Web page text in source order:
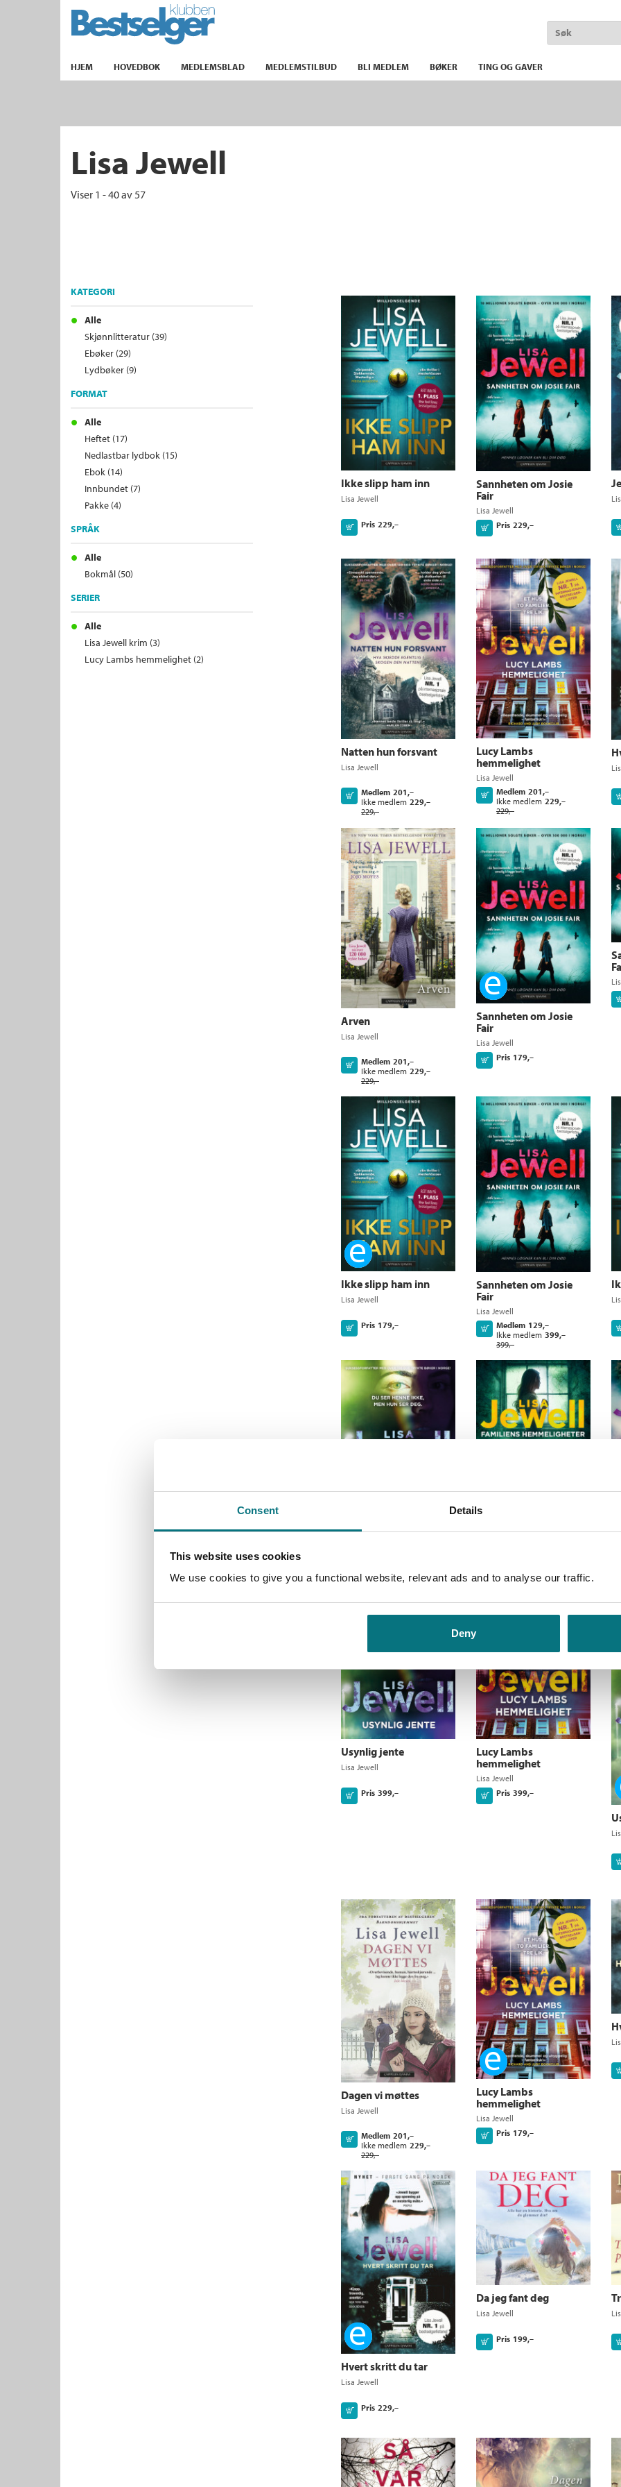
Consent Details
This website uses cookies
We use cookies to give you a functional website, relevant ads and to analyse our traffic.
Deny
TIL FORSIDEN
HJEM HOVEDBOK MEDLEMSBLAD MEDLEMSTILBUD BLI MEDLEM BØKER TING OG GAVER
Lisa Jewell
Viser 1 - 40 av 57
KATEGORI
Alle
Skjønnlitteratur (39)
Ebøker (29)
Lydbøker (9)
FORMAT
Alle
Heftet (17)
Nedlastbar lydbok (15)
Ebok (14)
Innbundet (7)
Pakke (4)
SPRÅK
Alle
Bokmål (50)
SERIER
Alle
Lisa Jewell krim (3)
Lucy Lambs hemmelighet (2)
Ikke slipp ham inn
Lisa Jewell
Pris 229,–
Kjøp
Sannheten om Josie
Fair
Lisa Jewell
Pris 229,–
Kjøp
Natten hun forsvant
Lisa Jewell
Medlem 201,–
Ikke medlem 229,–
229,–
Kjøp
Lucy Lambs
hemmelighet
Lisa Jewell
Medlem 201,–
Ikke medlem 229,–
229,–
Kjøp
Arven
Lisa Jewell
Medlem 201,–
Ikke medlem 229,–
229,–
Kjøp
Ebok
Sannheten om Josie
Fair
Lisa Jewell
Pris 179,–
Kjøp
Ebok
Ikke slipp ham inn
Lisa Jewell
Pris 179,–
Kjøp
Sannheten om Josie
Fair
Lisa Jewell
Medlem 129,–
Ikke medlem 399,–
399,–
Kjøp
Lisa Jewell
Kjøp
Usynlig jente
Lisa Jewell
Pris 399,–
Kjøp
Lucy Lambs
hemmelighet
Lisa Jewell
Pris 399,–
Kjøp
Dagen vi møttes
Lisa Jewell
Medlem 201,–
Ikke medlem 229,–
229,–
Kjøp
Ebok
Lucy Lambs
hemmelighet
Lisa Jewell
Pris 179,–
Kjøp
Ebok
Hvert skritt du tar
Lisa Jewell
Pris 229,–
Kjøp
Da jeg fant deg
Lisa Jewell
Pris 199,–
Kjøp